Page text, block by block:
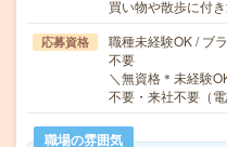
買い物や散歩に付
応募資格
職種未経験OK / ブ
不要
＼無資格＊未経験
不要・来社不要（
職場の雰囲気